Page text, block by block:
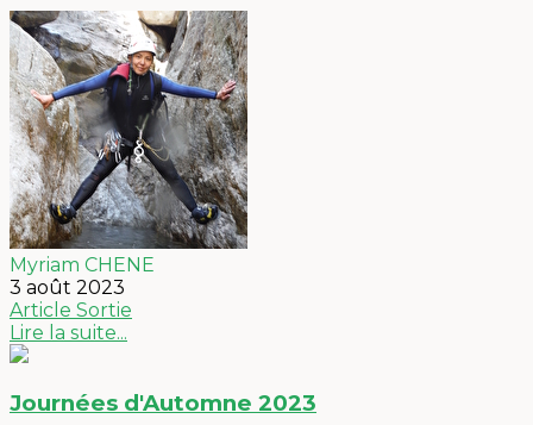
Myriam CHENE
3 août 2023
Article Sortie
Lire la suite...
Journées d'Automne 2023